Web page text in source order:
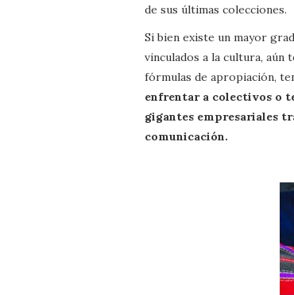
de sus últimas colecciones.
Si bien existe un mayor
vinculados a la cultura, aún
fórmulas de apropiación,
enfrentar a colectivos o
gigantes empresariales
comunicación.